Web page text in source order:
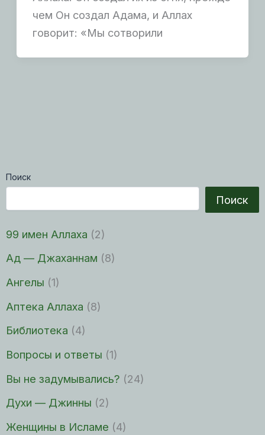
Поиск
Поиск
99 имен Аллаха (2)
Ад — Джаханнам (8)
Ангелы (1)
Аптека Аллаха (8)
Библиотека (4)
Вопросы и ответы (1)
Вы не задумывались? (24)
Духи — Джинны (2)
Женщины в Исламе (4)
чем Он создал Адама, и Аллах
говорит: «Мы сотворили